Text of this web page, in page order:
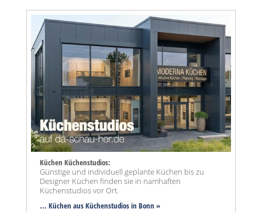
Küchen Küchenstudios:
Günstige und individuell geplante Küchen bis zu
Designer Küchen finden sie in namhaften
Küchenstudios vor Ort.
... Küchen aus Küchenstudios in Bonn »